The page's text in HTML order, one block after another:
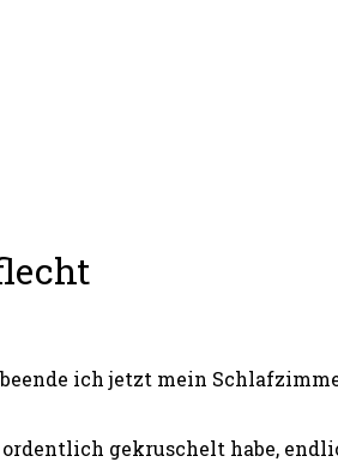
ich jetzt mein
gekruschelt habe,